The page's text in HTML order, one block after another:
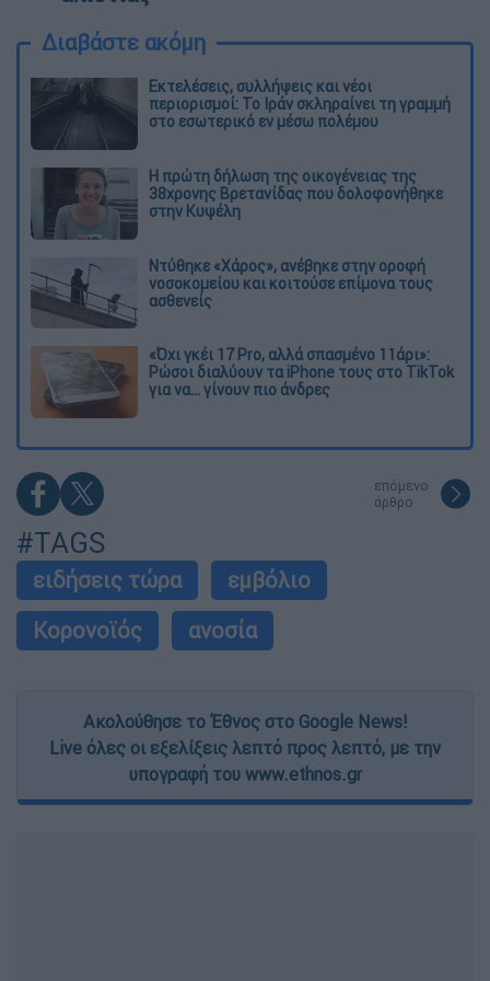
Διαβάστε ακόμη
Εκτελέσεις, συλλήψεις και νέοι
περιορισμοί: Το Ιράν σκληραίνει τη γραμμή
στο εσωτερικό εν μέσω πολέμου
Η πρώτη δήλωση της οικογένειας της
38χρονης Βρετανίδας που δολοφονήθηκε
στην Κυψέλη
Ντύθηκε «Χάρος», ανέβηκε στην οροφή
νοσοκομείου και κοιτούσε επίμονα τους
ασθενείς
«Όχι γκέι 17 Pro, αλλά σπασμένο 11άρι»:
Ρώσοι διαλύουν τα iPhone τους στο TikTok
για να... γίνουν πιο άνδρες
επόμενο
άρθρο
#TAGS
ειδήσεις τώρα
εμβόλιο
Κορονοϊός
ανοσία
Ακολούθησε το Έθνος στο Google News!
Live όλες οι εξελίξεις λεπτό προς λεπτό, με την
υπογραφή του www.ethnos.gr